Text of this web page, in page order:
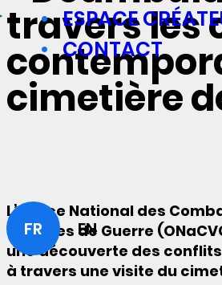
ESPACE
CONTACT
FR EN
travers les
cimetière
L’Office National des
Victimes de Guerre
une découverte des
à travers une visite du